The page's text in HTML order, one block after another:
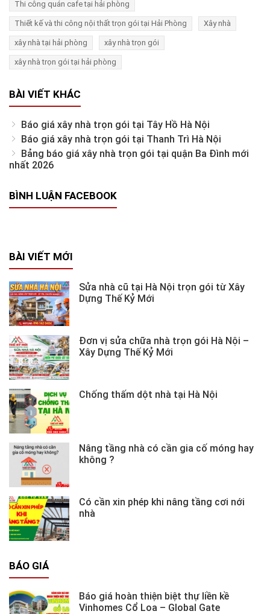
Thi công quán cafe tại hải phòng
Thiết kế và thi công nội thất trọn gói tại Hải Phòng Xây nhà
xây nhà tại hải phòng xây nhà trọn gói
xây nhà trọn gói tại hải phòng
BÀI VIẾT KHÁC
Báo giá xây nhà trọn gói tại Tây Hồ Hà Nội
Báo giá xây nhà trọn gói tại Thanh Trì Hà Nội
Bảng báo giá xây nhà trọn gói tại quận Ba Đình mới
nhất 2026
BÌNH LUẬN FACEBOOK
BÀI VIẾT MỚI
Sửa nhà cũ tại Hà Nội trọn gói từ Xây
Dựng Thế Kỷ Mới
Đơn vị sửa chữa nhà trọn gói Hà Nội –
Xây Dựng Thế Kỷ Mới
Chống thấm dột nhà tại Hà Nội
Nâng tầng nhà có cần gia cố móng hay
không ?
Có cần xin phép khi nâng tầng cơi nới
nhà
BÁO GIÁ
Báo giá hoàn thiện biệt thự liền kề
Vinhomes Cổ Loa – Global Gate